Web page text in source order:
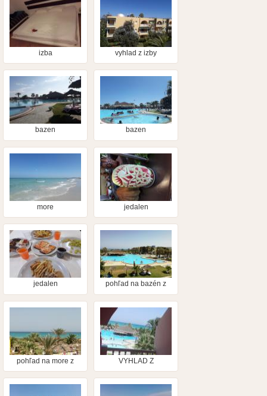
izba vyhlad z izby
bazen bazen
more jedalen
jedalen
pohľad na bazén z
pohľad na more z
VYHLAD Z